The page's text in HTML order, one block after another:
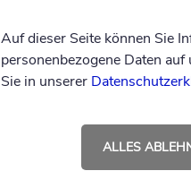
stellvertretende
leichtfertig aufs Spiel
ABSTANDJedoch
christliche
einem Pfarrer oder
Auf dieser Seite können Sie
personenbezogene Daten
Sie in unserer
ALLES